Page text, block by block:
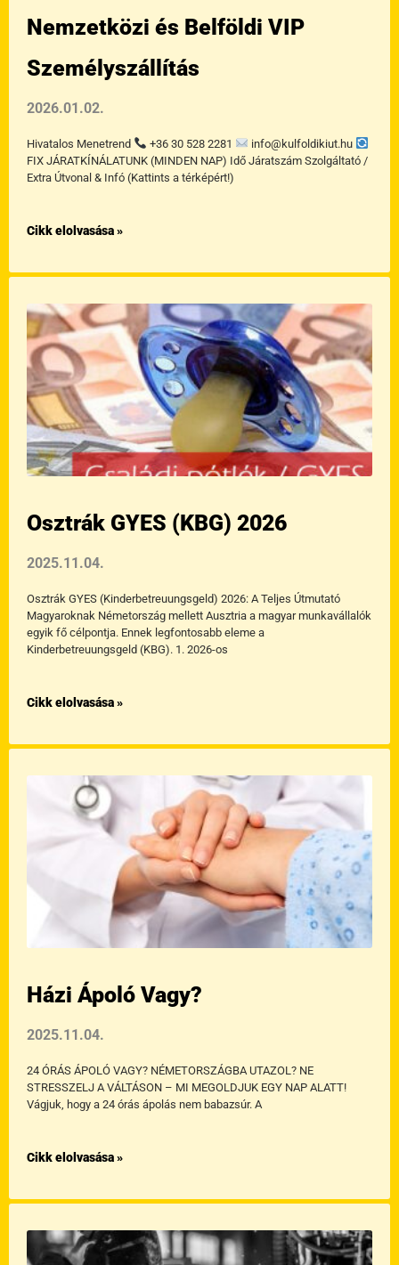
Nemzetközi és Belföldi VIP
Személyszállítás
2026.01.02.
Hivatalos Menetrend +36 30 528 2281
info@kulfoldikiut.hu
FIX JÁRATKÍNÁLATUNK (MINDEN NAP) Idő Járatszám Szolgáltató /
Extra Útvonal & Infó (Kattints a térképért!)
Cikk elolvasása »
Osztrák GYES (KBG) 2026
2025.11.04.
Osztrák GYES (Kinderbetreuungsgeld) 2026: A Teljes Útmutató
Magyaroknak Németország mellett Ausztria a magyar munkavállalók
egyik fő célpontja. Ennek legfontosabb eleme a
Kinderbetreuungsgeld (KBG). 1. 2026-os
Cikk elolvasása »
Házi Ápoló Vagy?
2025.11.04.
24 ÓRÁS ÁPOLÓ VAGY? NÉMETORSZÁGBA UTAZOL? NE
STRESSZELJ A VÁLTÁSON – MI MEGOLDJUK EGY NAP ALATT!
Vágjuk, hogy a 24 órás ápolás nem babazsúr. A
Cikk elolvasása »